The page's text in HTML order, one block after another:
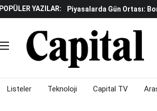
POPÜLER YAZILAR: Piyasalarda Gün Ortası:
Yapay Zeka
Beyaz Eşya Sektöründe
Döviz Ve Altın Güne Nasıl
Küresel Piyasalarda
Piyasalarda Gün Ortası:
Listeler Teknoloji Capital TV